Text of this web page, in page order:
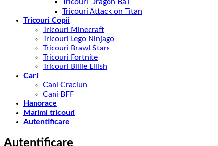
Tricouri Dragon Ball
Tricouri Attack on Titan
Tricouri Copii
Tricouri Minecraft
Tricouri Lego Ninjago
Tricouri Brawl Stars
Tricouri Fortnite
Tricouri Billie Eilish
Cani
Cani Craciun
Cani BFF
Hanorace
Marimi tricouri
Autentificare
Autentificare